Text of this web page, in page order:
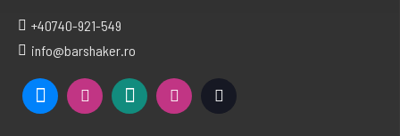
+40740-921-549
info@barshaker.ro